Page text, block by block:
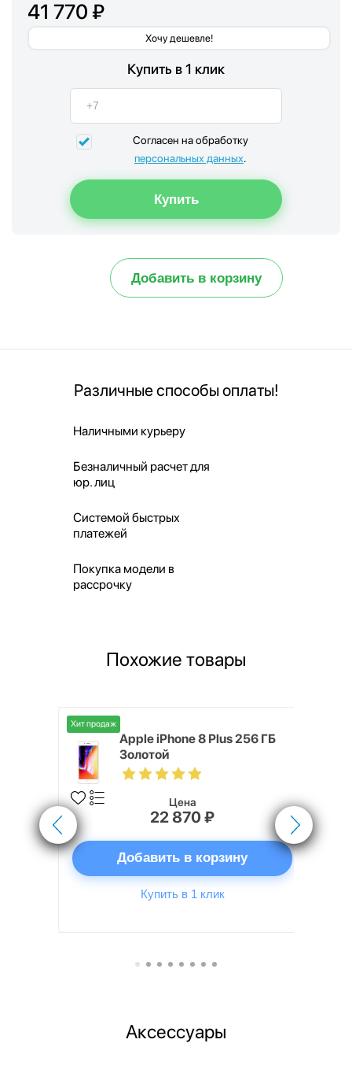
41 770 ₽
Хочу дешевле!
Купить в 1 клик
Согласен на обработку
персональных данных.
Добавить в корзину
Различные способы оплаты!
Наличными курьеру
Безналичный расчет для
юр. лиц
Системой быстрых
платежей
Покупка модели в
рассрочку
Похожие товары
Хит продаж
Apple iPhone 8 Plus 256 ГБ
Золотой
Цена
22 870 ₽
Добавить в корзину
Купить в 1 клик
Аксессуары